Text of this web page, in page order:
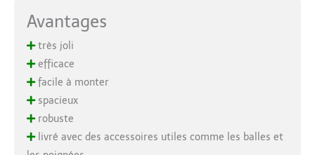
Avantages
très joli
efficace
facile à monter
spacieux
robuste
livré avec des accessoires utiles comme les balles et